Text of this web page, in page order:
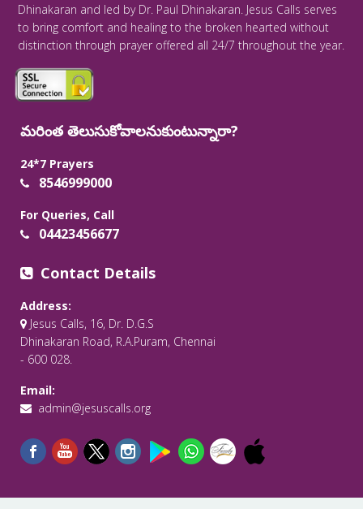
Dhinakaran and led by Dr. Paul Dhinakaran. Jesus Calls serves
to bring comfort and healing to the broken hearted without
distinction through prayer offered all 24/7 throughout the year.
మరింత తెలుసుకోవాలనుకుంటున్నారా?
24*7 Prayers
8546999000
For Queries, Call
04423456677
Contact Details
Address:
Jesus Calls, 16, Dr. D.G.S
Dhinakaran Road, R.A.Puram, Chennai
- 600 028.
Email:
admin@jesuscalls.org